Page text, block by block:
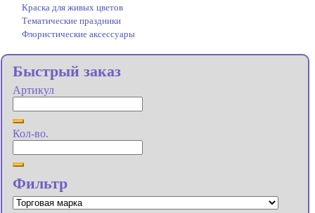
Краска для живых цветов
Тематические праздники
Флористические аксессуары
Быстрый заказ
Артикул
Кол-во.
Фильтр